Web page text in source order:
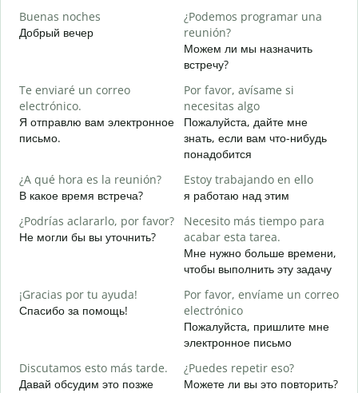
Buenas noches
Добрый вечер
¿Podemos programar una
reunión?
Можем ли мы назначить
встречу?
Te enviaré un correo
electrónico.
Я отправлю вам электронное
письмо.
Por favor, avísame si
necesitas algo
Пожалуйста, дайте мне
знать, если вам что-нибудь
понадобится
¿A qué hora es la reunión?
В какое время встреча?
Estoy trabajando en ello
я работаю над этим
¿Podrías aclararlo, por favor?
Не могли бы вы уточнить?
Necesito más tiempo para
acabar esta tarea.
Мне нужно больше времени,
чтобы выполнить эту задачу
¡Gracias por tu ayuda!
Спасибо за помощь!
Por favor, envíame un correo
electrónico
Пожалуйста, пришлите мне
электронное письмо
Discutamos esto más tarde.
Давай обсудим это позже
¿Puedes repetir eso?
Можете ли вы это повторить?